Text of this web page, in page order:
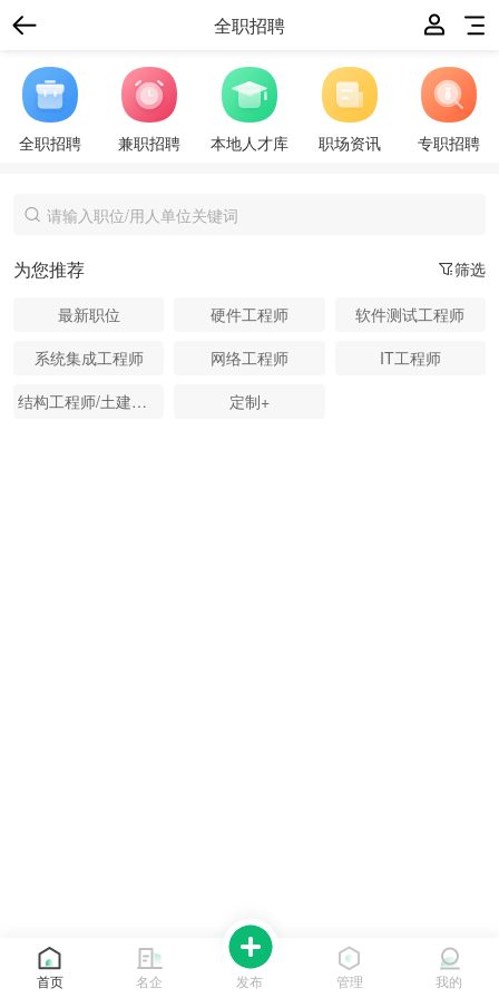
全职招聘
全职招聘 兼职招聘 本地人才库 职场资讯 专职招聘
筛选
为您推荐
最新职位 硬件工程师
软件测试工程师
系统集成工程师
网络工程师
IT工程师
结构工程师/土建工程师
定制+
首页 名企 发布 管理 我的